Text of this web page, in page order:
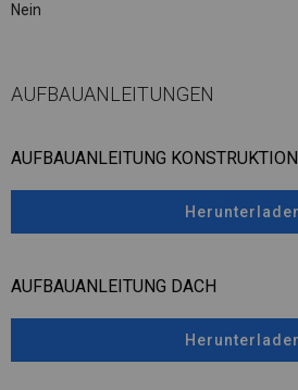
Nein
AUFBAUANLEITUNGEN
AUFBAUANLEITUNG KONSTRUKTION
AUFBAUANLEITUNG DACH